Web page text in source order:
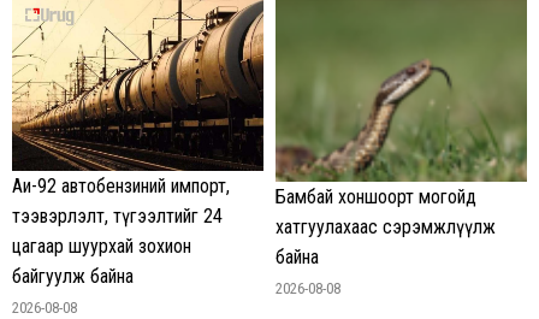
Аи-92 автобензиний импорт,
тээвэрлэлт, түгээлтийг 24
цагаар шуурхай зохион
байгуулж байна
2026-08-08
Бамбай хоншоорт могойд
хатгуулахаас сэрэмжлүүлж
байна
2026-08-08